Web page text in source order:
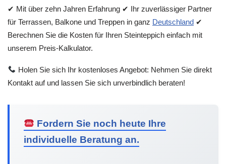
✔ Mit über zehn Jahren Erfahrung ✔ Ihr zuverlässiger Partner
für Terrassen, Balkone und Treppen in ganz Deutschland ✔
Berechnen Sie die Kosten für Ihren Steinteppich einfach mit
unserem Preis-Kalkulator.
Holen Sie sich Ihr kostenloses Angebot: Nehmen Sie direkt
Kontakt auf und lassen Sie sich unverbindlich beraten!
Fordern Sie noch heute Ihre
individuelle Beratung an.